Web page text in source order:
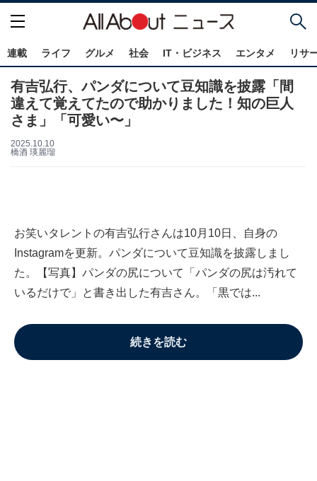
連載 ライフ グルメ 社会 IT・ビジネス エンタメ リサ
有吉弘行、パンダについて豆知識を披露「間
違えて覚えてたので助かりました！知の巨人
さま」「可愛い〜」
2025.10.10
橋酒 瑛麗瑠
お笑いタレントの有吉弘行さんは10月10日、自身の
Instagramを更新。パンダについて豆知識を披露しまし
た。【写真】パンダの尻について「パンダの尻は汚れて
いるだけで」と書き出した有吉さん。「黒では...
続きを読む